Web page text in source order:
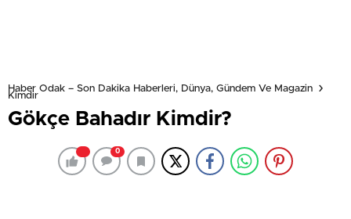
Haber Odak – Son Dakika Haberleri, Dünya, Gündem Ve Magazin
Kimdir
Gökçe Bahadır Kimdir?
0